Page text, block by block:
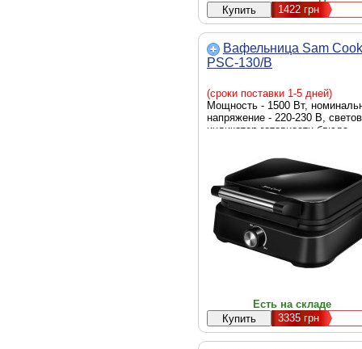
1422 грн
Вафельница Sam Cook
PSC-130/B
(сроки поставки 1-5 дней)
Мощность - 1500 Вт,
напряжение - 220-230 В,
индикатор готовности блюда,
антипригарное покрытие, цвет -
черный
Есть на складе
3335 грн